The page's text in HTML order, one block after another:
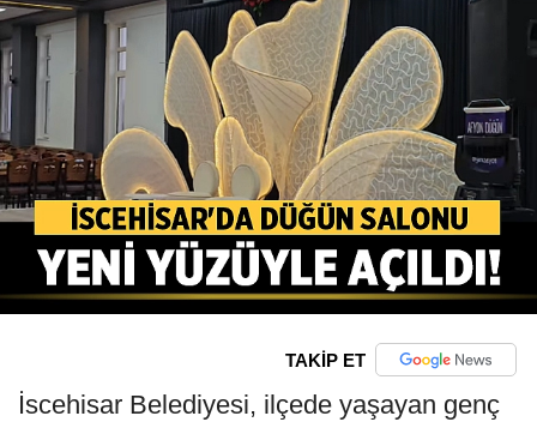
TAKİP ET
İscehisar Belediyesi, ilçede yaşayan genç